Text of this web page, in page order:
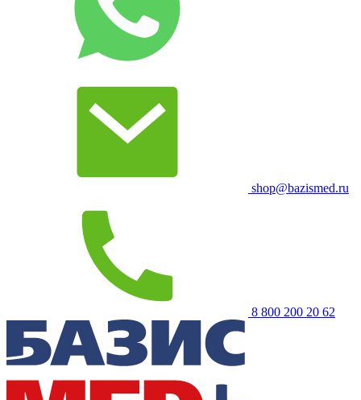
shop@bazismed.ru
8 800 200 20 62